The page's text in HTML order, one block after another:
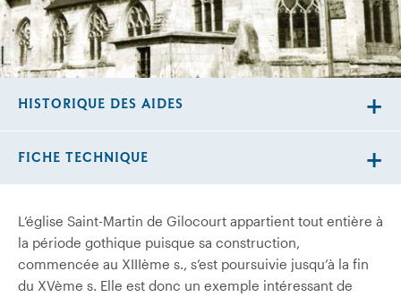
L’église Saint-Martin de Gilocourt appartient tout entière à
la période gothique puisque sa construction,
commencée au XIIIème s., s’est poursuivie jusqu’à la fin
du XVème s. Elle est donc un exemple intéressant de
HISTORIQUE DES AIDES
FICHE TECHNIQUE